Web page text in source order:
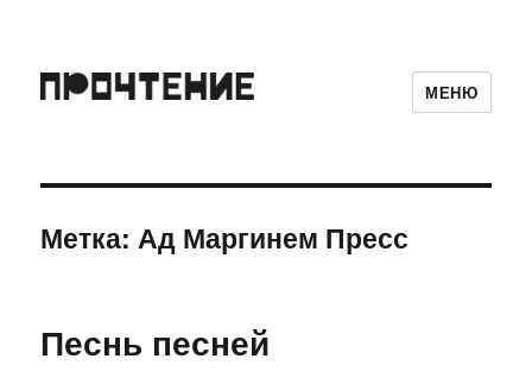
МЕНЮ
Метка:Ад Маргинем Пресс
Песнь песней